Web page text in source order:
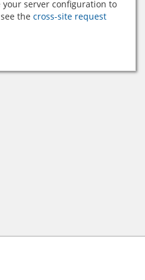
server configuration to
the cross-site request